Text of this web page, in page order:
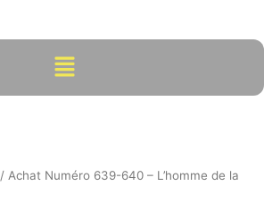
Menu
/ Achat Numéro 639-640 – L’homme de la